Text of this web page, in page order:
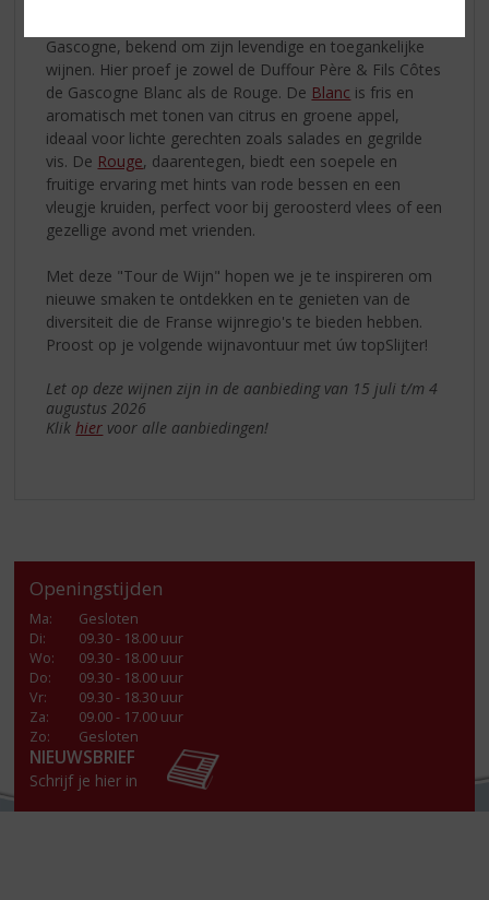
Gascogne, bekend om zijn levendige en toegankelijke
wijnen. Hier proef je zowel de Duffour Père & Fils Côtes
de Gascogne Blanc als de Rouge. De Blanc is fris en
aromatisch met tonen van citrus en groene appel,
ideaal voor lichte gerechten zoals salades en gegrilde
vis. De Rouge, daarentegen, biedt een soepele en
fruitige ervaring met hints van rode bessen en een
vleugje kruiden, perfect voor bij geroosterd vlees of een
gezellige avond met vrienden.
Met deze "Tour de Wijn" hopen we je te inspireren om
nieuwe smaken te ontdekken en te genieten van de
diversiteit die de Franse wijnregio's te bieden hebben.
Proost op je volgende wijnavontuur met úw topSlijter!
Let op deze wijnen zijn in de aanbieding van 15 juli t/m 4
augustus 2026
Klikhier voor alle aanbiedingen!
Openingstijden
Ma:
Gesloten
Di:
09.30 - 18.00 uur
Wo:
09.30 - 18.00 uur
Do:
09.30 - 18.00 uur
Vr:
09.30 - 18.30 uur
Za:
09.00 - 17.00 uur
Zo:
Gesloten
NIEUWSBRIEF
Schrijf je hier in